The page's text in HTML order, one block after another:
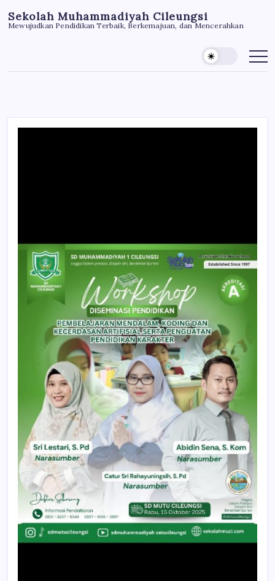
toSekolah Muhammadiyah Cileungsi
Mewujudkan Pendidikan Terbaik, Berkemajuan, dan Mencerahkan